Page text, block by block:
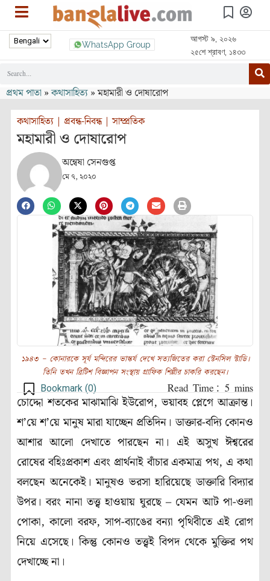
WhatsApp Group
আগস্ট ৯, ২০২৬
২৫শে শ্রাবণ, ১৪৩৩
প্রথম পাতা »কথাসাহিত্য »মহামারী ও দোষারোপ
কথাসাহিত্য | প্রবন্ধ-নিবন্ধ|সাম্প্রতিক
মহামারী ও দোষারোপ
অন্বেষা সেনগুপ্ত
মে ৭, ২০২০
১৯৪৩ – কোনারকে সূর্য মন্দিরের ভাস্কর্য দেখে সত্যজিতের করা স্টেনসিল স্টাডি।
তিনি তখন ব্রিটিশ বিজ্ঞাপন সংস্থায় গ্রাফিক শিল্পীর চাকরি করছেন।
Bookmark (0)
চোদ্দো শতকের মাঝামাঝি ইউরোপ, ভয়াবহ প্লেগে আক্রান্ত।
শ’য়ে শ’য়ে মানুষ মারা যাচ্ছেন প্রতিদিন। ডাক্তার-বদ্যি কোনও
আশার আলো দেখাতে পারছেন না। এই অসুখ ঈশ্বরের
রোষের বহিঃপ্রকাশ এবং প্রার্থনাই বাঁচার একমাত্র পথ, এ কথা
বলছেন অনেকেই। মানুষও ভরসা হারিয়েছে ডাক্তারি বিদ্যার
উপর। বরং নানা তত্ত্ব হাওয়ায় ঘুরছে – যেমন আট পা-ওলা
পোকা, কালো বরফ, সাপ-ব্যাঙের বন্যা পৃথিবীতে এই রোগ
নিয়ে এসেছে। কিন্তু কোনও তত্ত্বই বিপদ থেকে মুক্তির পথ
দেখাচ্ছে না।